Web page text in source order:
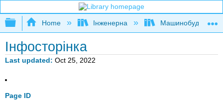
Expand/collapse global hierarchy
Home Інженерна
Інфосторінка
Last updated Oct 25, 2022
Page ID